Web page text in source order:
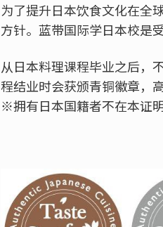
为了提升日本饮食文化在全
方针。蓝带国际学日本校是
从日本料理课程毕业之后，
程结业时会获颁青铜徽章，
※拥有日本国籍者不在本证